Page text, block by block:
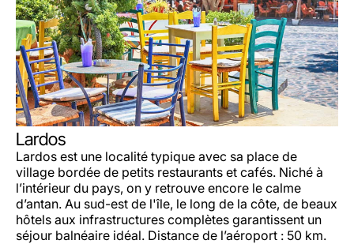
Lardos
Lardos est une localité typique avec sa place de
village bordée de petits restaurants et cafés. Niché à
l’intérieur du pays, on y retrouve encore le calme
d’antan. Au sud-est de l'île, le long de la côte, de beaux
hôtels aux infrastructures complètes garantissent un
séjour balnéaire idéal. Distance de l’aéroport : 50 km.